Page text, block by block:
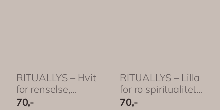
RITUALLYS – Hvit
for renselse,
beskyttelse og ...
70,-
RITUALLYS – Lilla
for ro spiritualitet
og meditasjon ...
70,-